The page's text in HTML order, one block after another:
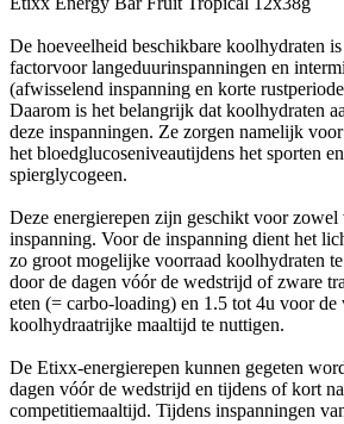
De hoeveelheid beschikbare koolhydraten is
factorvoor langeduurinspanningen en
(afwisselend inspanning en korte
Daarom is het belangrijk dat koolhydraten
deze inspanningen. Ze zorgen namelijk
het bloedglucoseniveautijdens het sporten
spierglycogeen.
Deze energierepen zijn geschikt voor zowel
inspanning. Voor de inspanning dient het
zo groot mogelijke voorraad koolhydraten
door de dagen vóór de wedstrijd of zware
eten (= carbo-loading) en 1.5 tot 4u voor de
koolhydraatrijke maaltijd te nuttigen.
De Etixx-energierepen kunnen gegeten
dagen vóór de wedstrijd en tijdens of kort
competitiemaaltijd. Tijdens inspanningen